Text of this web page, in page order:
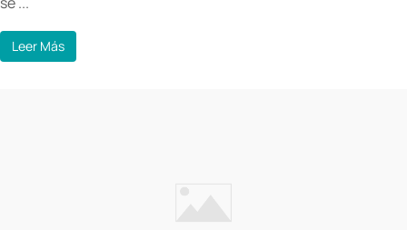
Leer Más